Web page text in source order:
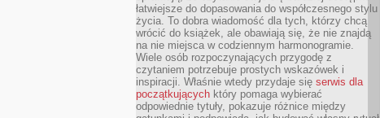
łatwiejsze do dopasowania do współczesnego stylu
życia. To dobra wiadomość dla tych, którzy chcą
wrócić do książek, ale obawiają się, że nie znajdą
na nie miejsca w codziennym harmonogramie.
Wiele osób rozpoczynających przygodę z
czytaniem potrzebuje prostych wskazówek i
inspiracji. Właśnie wtedy przydaje się serwis dla
początkujących który pomaga wybierać
odpowiednie tytuły, pokazuje różnice między